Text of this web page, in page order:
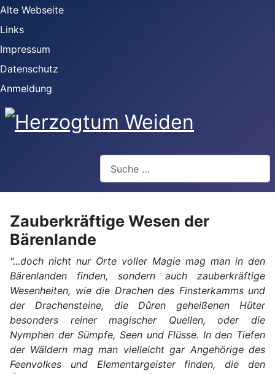
Alte Webseite
Links
Impressum
Datenschutz
Anmeldung
Zauberkräftige Wesen der
Bärenlande
"...doch nicht nur Orte voller Magie mag man in den
Bärenlanden finden, sondern auch zauberkräftige
Wesenheiten, wie die Drachen des Finsterkamms und
der Drachensteine, die Dûren geheißenen Hüter
besonders reiner magischer Quellen, oder die
Nymphen der Sümpfe, Seen und Flüsse. In den Tiefen
der Wäldern mag man vielleicht gar Angehörige des
Feenvolkes und Elementargeister finden, die den